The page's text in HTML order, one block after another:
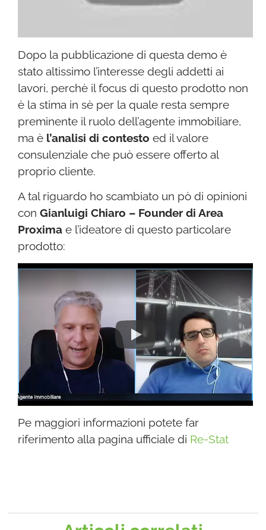
Dopo la pubblicazione di questa demo è
stato altissimo l’interesse degli addetti ai
lavori, perchè il focus di questo prodotto non
è la stima in sè per la quale resta sempre
preminente il ruolo dell’agente immobiliare,
ma è l’analisi di contesto ed il valore
consulenziale che può essere offerto al
proprio cliente.
A tal riguardo ho scambiato un pò di opinioni
conGianluigi Chiaro – Founder di Area
Proximae l’ideatore di questo particolare
prodotto:
Pe maggiori informazioni potete far
riferimento alla pagina ufficiale di Re-Stat